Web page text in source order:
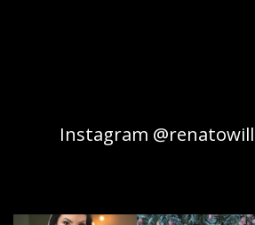
Instagram